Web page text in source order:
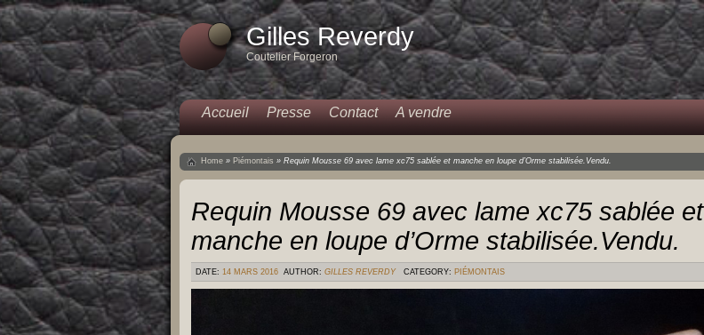
Gilles Reverdy
Coutelier Forgeron
Accueil Presse Contact A vendre
Home » Piémontais » Requin Mousse 69 avec lame xc75 sablée et manche en loupe d’Orme stabilisée.Vendu.
Requin Mousse 69 avec lame xc75 sablée et
manche en loupe d’Orme stabilisée.Vendu.
DATE: 14 MARS 2016 AUTHOR: GILLES REVERDY CATEGORY: PIÉMONTAIS